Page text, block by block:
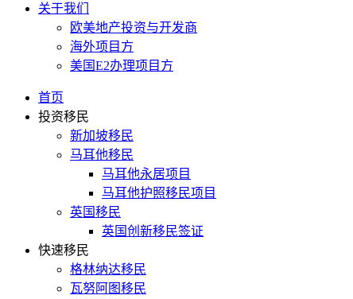
关于我们
欧美地产投资与开发商
海外项目方
美国E2办理项目方
首页
投资移民
新加坡移民
马耳他移民
马耳他永居项目
马耳他护照移民项目
英国移民
英国创新移民签证
快速移民
格林纳达移民
瓦努阿图移民